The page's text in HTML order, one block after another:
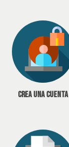
Crea una cuenta